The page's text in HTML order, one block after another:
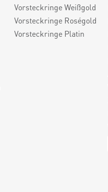
Vorsteckringe Weißgold
Vorsteckringe Roségold
Vorsteckringe Platin